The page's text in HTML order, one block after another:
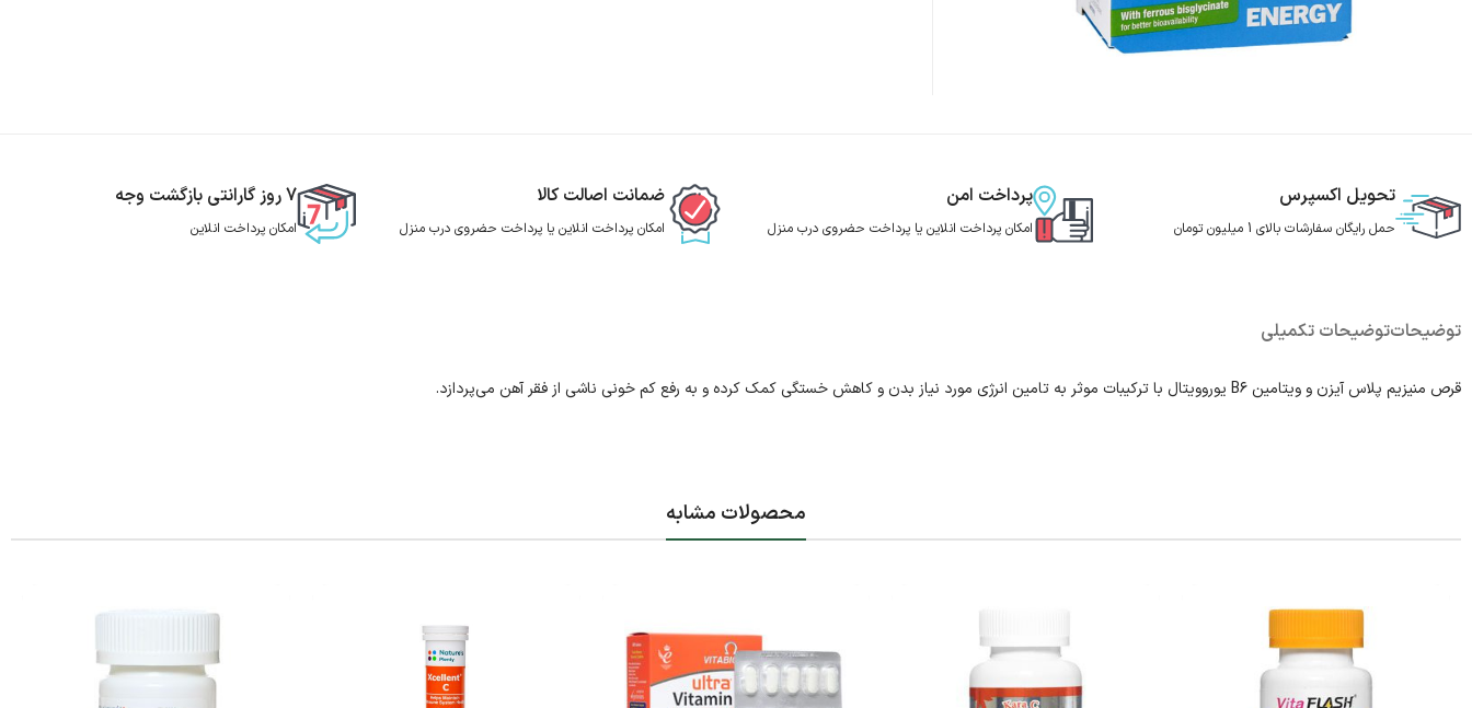
تحویل اکسپرس
حمل رایگان سفارشات بالای 1 میلیون تومان
پرداخت امن
امکان پرداخت انلاین یا پرداخت حضروی درب منزل
ضمانت اصالت کالا
امکان پرداخت انلاین یا پرداخت حضروی درب منزل
7 روز گارانتی بازگشت وجه
امکان پرداخت انلاین
توضیحاتتوضیحات تکمیلی
قرص منیزیم پلاس آیزن و ویتامین B۶ یوروویتال با ترکیبات موثر به تامین انرژی مورد نیاز بدن و کاهش خستگی کمک کرده و به رفع کم خونی ناشی از فقر آهن می‌پردازد.
محصولات مشابه